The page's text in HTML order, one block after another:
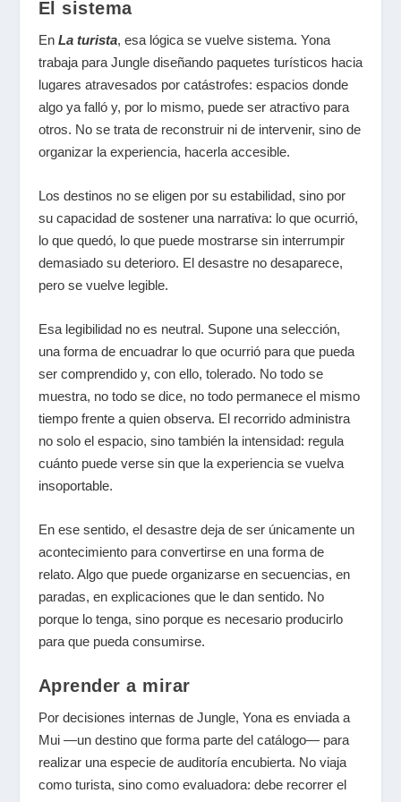
El sistema
En La turista, esa lógica se vuelve sistema. Yona
trabaja para Jungle diseñando paquetes turísticos hacia
lugares atravesados por catástrofes: espacios donde
algo ya falló y, por lo mismo, puede ser atractivo para
otros. No se trata de reconstruir ni de intervenir, sino de
organizar la experiencia, hacerla accesible.
Los destinos no se eligen por su estabilidad, sino por
su capacidad de sostener una narrativa: lo que ocurrió,
lo que quedó, lo que puede mostrarse sin interrumpir
demasiado su deterioro. El desastre no desaparece,
pero se vuelve legible.
Esa legibilidad no es neutral. Supone una selección,
una forma de encuadrar lo que ocurrió para que pueda
ser comprendido y, con ello, tolerado. No todo se
muestra, no todo se dice, no todo permanece el mismo
tiempo frente a quien observa. El recorrido administra
no solo el espacio, sino también la intensidad: regula
cuánto puede verse sin que la experiencia se vuelva
insoportable.
En ese sentido, el desastre deja de ser únicamente un
acontecimiento para convertirse en una forma de
relato. Algo que puede organizarse en secuencias, en
paradas, en explicaciones que le dan sentido. No
porque lo tenga, sino porque es necesario producirlo
para que pueda consumirse.
Aprender a mirar
Por decisiones internas de Jungle, Yona es enviada a
Mui —un destino que forma parte del catálogo— para
realizar una especie de auditoría encubierta. No viaja
como turista, sino como evaluadora: debe recorrer el